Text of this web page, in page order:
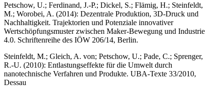
Petschow, U.; Ferdinand, J.-P.; Dickel, S.; Flämig, H.; Steinfeldt,
M.; Worobei, A. (2014): Dezentrale Produktion, 3D-Druck und
Nachhaltigkeit. Trajektorien und Potenziale innovativer
Wertschöpfungsmuster zwischen Maker-Bewegung und Industrie
4.0. Schriftenreihe des IÖW 206/14, Berlin.
Steinfeldt, M.; Gleich, A. von; Petschow, U.; Pade, C.; Sprenger,
R.-U. (2010): Entlastungseffekte für die Umwelt durch
nanotechnische Verfahren und Produkte. UBA-Texte 33/2010,
Dessau